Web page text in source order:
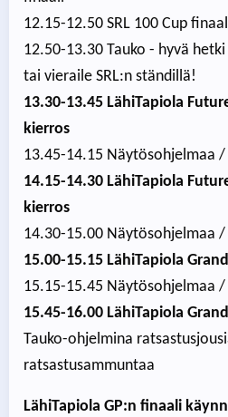
12.15-12.50 SRL 100 Cup
12.50-13.30 Tauko - hyvä
tai vieraile SRL:n ständillä!
13.30-13.45 LähiTapiola
kierros
13.45-14.15 Näytösohjelmaa /
14.15-14.30 LähiTapiola
kierros
14.30-15.00 Näytösohjelmaa /
15.00­-15.15 LähiTapiola
15.15-15.45 Näytösohjelmaa /
15.45-16.00 LähiTapiola
Tauko-ohjelmina
ratsastusammuntaa
LähiTapiola GP:n finaali